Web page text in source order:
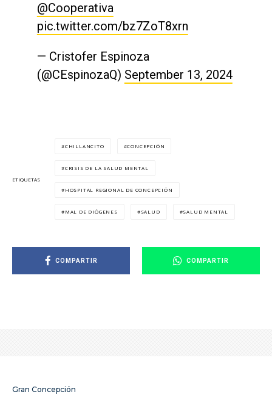
@Cooperativa
pic.twitter.com/bz7ZoT8xrn
— Cristofer Espinoza
(@CEspinozaQ) September 13, 2024
ETIQUETAS
CHILLANCITO CONCEPCIÓN
CRISIS DE LA SALUD MENTAL
HOSPITAL REGIONAL DE CONCEPCIÓN
MAL DE DIÓGENES SALUD SALUD MENTAL
COMPARTIR COMPARTIR
Gran Concepción